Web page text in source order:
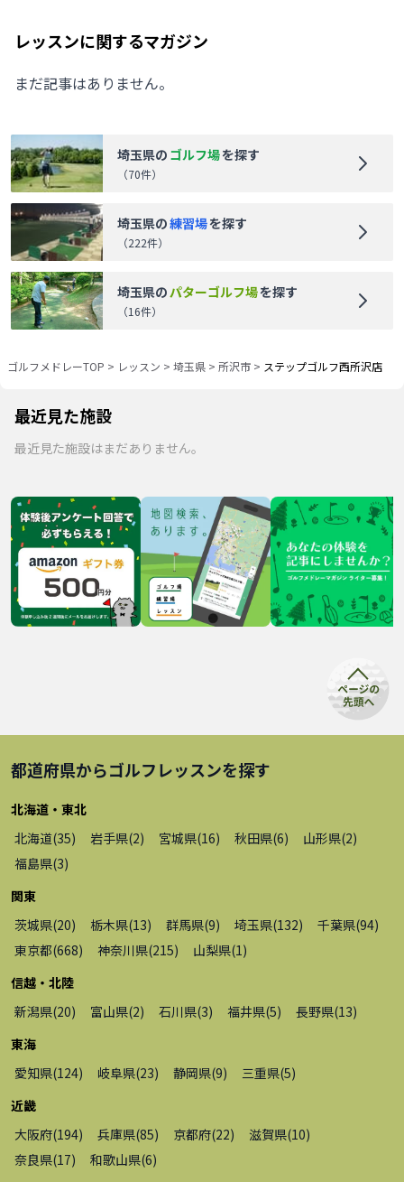
レッスンに関するマガジン
まだ記事はありません。
埼玉県の ゴルフ場を探す
（70件）
埼玉県の練習場を探す
（222件）
埼玉県のパターゴルフ場を探す
（16件）
ゴルフメドレーTOP > レッスン > 埼玉県 > 所沢市 > ステップゴルフ西所沢店
最近見た施設
最近見た施設はまだありません。
都道府県からゴルフレッスンを探す
北海道・東北
北海道(35) 岩手県(2) 宮城県(16) 秋田県(6) 山形県(2)
福島県(3)
関東
茨城県(20) 栃木県(13) 群馬県(9) 埼玉県(132) 千葉県(94)
東京都(668) 神奈川県(215) 山梨県(1)
信越・北陸
新潟県(20) 富山県(2) 石川県(3) 福井県(5) 長野県(13)
東海
愛知県(124) 岐阜県(23) 静岡県(9) 三重県(5)
近畿
大阪府(194) 兵庫県(85) 京都府(22) 滋賀県(10)
奈良県(17) 和歌山県(6)